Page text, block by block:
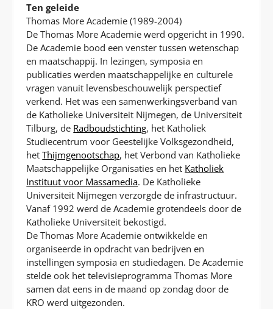
Ten geleide
Thomas More Academie (1989-2004)
De Thomas More Academie werd opgericht in 1990.
De Academie bood een venster tussen wetenschap
en maatschappij. In lezingen, symposia en
publicaties werden maatschappelijke en culturele
vragen vanuit levensbeschouwelijk perspectief
verkend. Het was een samenwerkingsverband van
de Katholieke Universiteit Nijmegen, de Universiteit
Tilburg, de Radboudstichting, het Katholiek
Studiecentrum voor Geestelijke Volksgezondheid,
hetThijmgenootschap, het Verbond van Katholieke
Maatschappelijke Organisaties en het Katholiek
Instituut voor Massamedia. De Katholieke
Universiteit Nijmegen verzorgde de infrastructuur.
Vanaf 1992 werd de Academie grotendeels door de
Katholieke Universiteit bekostigd.
De Thomas More Academie ontwikkelde en
organiseerde in opdracht van bedrijven en
instellingen symposia en studiedagen. De Academie
stelde ook het televisieprogramma Thomas More
samen dat eens in de maand op zondag door de
KRO werd uitgezonden.